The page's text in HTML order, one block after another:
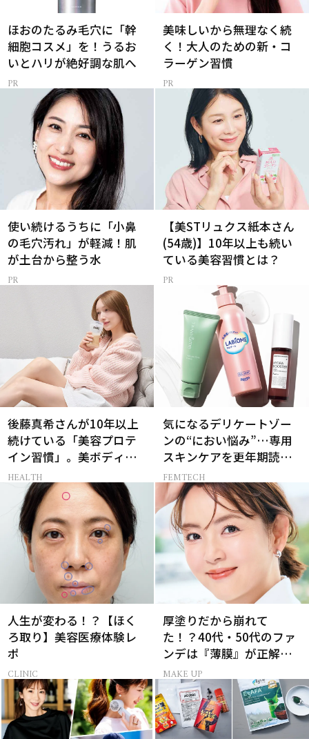
ほおのたるみ毛穴に「幹
細胞コスメ」を！うるお
いとハリが絶好調な肌へ
美味しいから無理なく続
く！大人のための新・コ
ラーゲン習慣
使い続けるうちに「小鼻
の毛穴汚れ」が軽減！肌
が土台から整う水
【美STリュクス紙本さん
(54歳)】10年以上も続い
ている美容習慣とは？
後藤真希さんが10年以上
続けている「美容プロテ
イン習慣」。美ボディを
支える朝ルーティンと
は？
HEALTH
気になるデリケートゾー
ンの“におい悩み”…専用
スキンケアを更年期読者
が本気でお試し！
FEMTECH
人生が変わる！？【ほく
ろ取り】美容医療体験レ
ポ
CLINIC
厚塗りだから崩れて
た！？40代・50代のファ
ンデは『薄膜』が正解で
した
MAKE UP